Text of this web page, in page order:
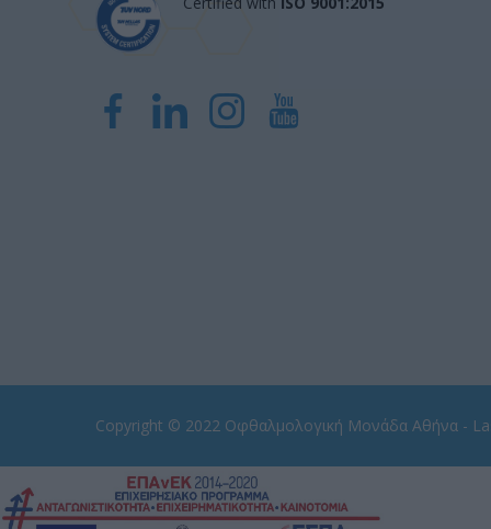
Copyright © 2022 Οφθαλμολογική Μονάδα Αθήνα -